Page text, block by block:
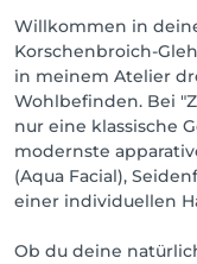
Willkommen in
Korschenbroich-
in meinem Atelier
Wohlbefinden. Bei
nur eine klassische
modernste
(Aqua Facial),
einer individuellen
Ob du deine